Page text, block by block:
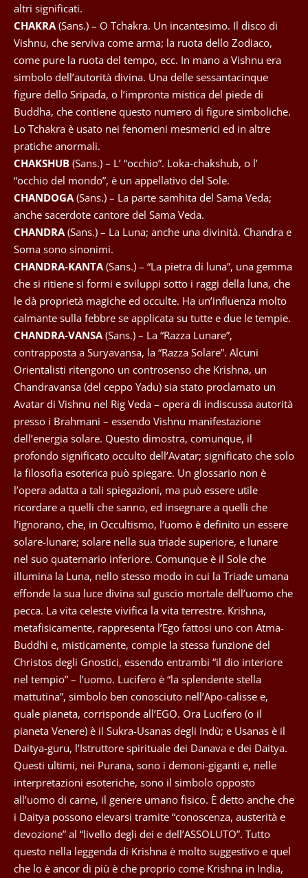
altri significati.
CHAKRA (Sans.) – O Tchakra. Un incantesimo. Il disco di
Vishnu, che serviva come arma; la ruota dello Zodiaco,
come pure la ruota del tempo, ecc. In mano a Vishnu era
simbolo dell’autorità divina. Una delle sessantacinque
figure dello Sripada, o l’impronta mistica del piede di
Buddha, che contiene questo numero di figure simboliche.
Lo Tchakra è usato nei fenomeni mesmerici ed in altre
pratiche anormali.
CHAKSHUB (Sans.) – L’ “occhio”. Loka-chakshub, o l’
“occhio del mondo”, è un appellativo del Sole.
CHANDOGA (Sans.) – La parte samhita del Sama Veda;
anche sacerdote cantore del Sama Veda.
CHANDRA (Sans.) – La Luna; anche una divinità. Chandra e
Soma sono sinonimi.
CHANDRA-KANTA (Sans.) – “La pietra di luna”, una gemma
che si ritiene si formi e sviluppi sotto i raggi della luna, che
le dà proprietà magiche ed occulte. Ha un’influenza molto
calmante sulla febbre se applicata su tutte e due le tempie.
CHANDRA-VANSA (Sans.) – La “Razza Lunare”,
contrapposta a Suryavansa, la “Razza Solare”. Alcuni
Orientalisti ritengono un controsenso che Krishna, un
Chandravansa (del ceppo Yadu) sia stato proclamato un
Avatar di Vishnu nel Rig Veda – opera di indiscussa autorità
presso i Brahmani – essendo Vishnu manifestazione
dell’energia solare. Questo dimostra, comunque, il
profondo significato occulto dell’Avatar; significato che solo
la filosofia esoterica può spiegare. Un glossario non è
l’opera adatta a tali spiegazioni, ma può essere utile
ricordare a quelli che sanno, ed insegnare a quelli che
l’ignorano, che, in Occultismo, l’uomo è definito un essere
solare-lunare; solare nella sua triade superiore, e lunare
nel suo quaternario inferiore. Comunque è il Sole che
illumina la Luna, nello stesso modo in cui la Triade umana
effonde la sua luce divina sul guscio mortale dell’uomo che
pecca. La vita celeste vivifica la vita terrestre. Krishna,
metafisicamente, rappresenta l’Ego fattosi uno con Atma-
Buddhi e, misticamente, compie la stessa funzione del
Christos degli Gnostici, essendo entrambi “il dio interiore
nel tempio” – l’uomo. Lucifero è “la splendente stella
mattutina”, simbolo ben conosciuto nell’Apo-calisse e,
quale pianeta, corrisponde all’EGO. Ora Lucifero (o il
pianeta Venere) è il Sukra-Usanas degli Indù; e Usanas è il
Daitya-guru, l’Istruttore spirituale dei Danava e dei Daitya.
Questi ultimi, nei Purana, sono i demoni-giganti e, nelle
interpretazioni esoteriche, sono il simbolo opposto
all’uomo di carne, il genere umano fisico. È detto anche che
i Daitya possono elevarsi tramite “conoscenza, austerità e
devozione” al “livello degli dei e dell’ASSOLUTO”. Tutto
questo nella leggenda di Krishna è molto suggestivo e quel
che lo è ancor di più è che proprio come Krishna in India,